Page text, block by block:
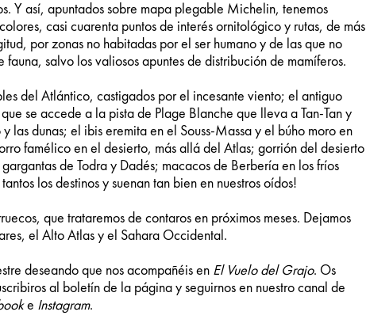
Y así, apuntados sobre mapa plegable Michelin, tenemos
casi cuarenta puntos de interés ornitológico y rutas, de más
por zonas no habitadas por el ser humano y de las que no
fauna, salvo los valiosos apuntes de distribución de mamíferos.
del Atlántico, castigados por el incesante viento; el antiguo
se accede a la pista de Plage Blanche que lleva a Tan-Tan y
las dunas; el ibis eremita en el Souss-Massa y el búho moro en
famélico en el desierto, más allá del Atlas; gorrión del desierto
de Todra y Dadés; macacos de Berbería en los fríos
los destinos y suenan tan bien en nuestros oídos!
que trataremos de contaros en próximos meses. Dejamos
el Alto Atlas y el Sahara Occidental.
deseando que nos acompañéis en El Vuelo del Grajo. Os
al boletín de la página y seguirnos en nuestro canal de
e Instagram.